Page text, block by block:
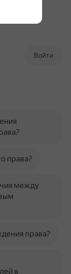
Войти
права?
между
права?
в